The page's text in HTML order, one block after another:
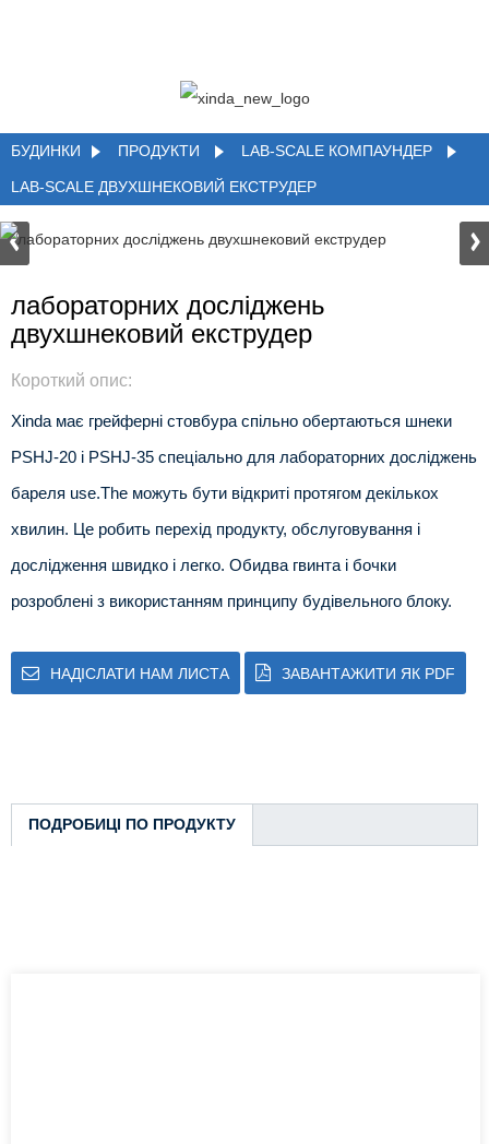
БУДИНКИ ПРОДУКТИ LAB-SCALE КОМПАУНДЕР
LAB-SCALE ДВУХШНЕКОВИЙ ЕКСТРУДЕР
лабораторних досліджень
двухшнековий екструдер
Короткий опис:
Xinda має грейферні стовбура спільно обертаються шнеки
PSHJ-20 і PSHJ-35 спеціально для лабораторних досліджень
бареля use.The можуть бути відкриті протягом декількох
хвилин. Це робить перехід продукту, обслуговування і
дослідження швидко і легко. Обидва гвинта і бочки
розроблені з використанням принципу будівельного блоку.
НАДІСЛАТИ НАМ ЛИСТА ЗАВАНТАЖИТИ ЯК PDF
ПОДРОБИЦІ ПО ПРОДУКТУ